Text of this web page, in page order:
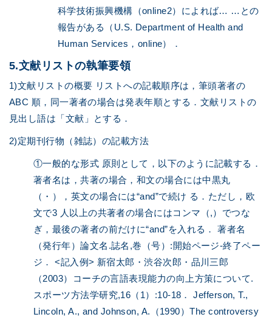
科学技術振興機構（online2）によれば… …との
報告がある（U.S. Department of Health and
Human Services，online）．
5.文献リストの執筆要領
1)文献リストの概要 リストへの記載順序は，筆頭著者の
ABC 順，同一著者の場合は発表年順とする．文献リストの
見出し語は「文献」とする．
2)定期刊行物（雑誌）の記載方法
①一般的な形式 原則として，以下のように記載する．
著者名は，共著の場合，和文の場合には中黒丸
（・），英文の場合には“and”で続け る．ただし，欧
文で3 人以上の共著者の場合にはコンマ（,）でつな
ぎ，最後の著者の前だけに“and”を入れる． 著者名
（発行年）論文名.誌名,巻（号）:開始ページ-終了ペー
ジ． <記入例> 新宿太郎・渋谷次郎・品川三郎
（2003）コーチの言語表現能力の向上方策について.
スポーツ方法学研究,16（1）:10-18． Jefferson, T.,
Lincoln, A., and Johnson, A.（1990）The controversy